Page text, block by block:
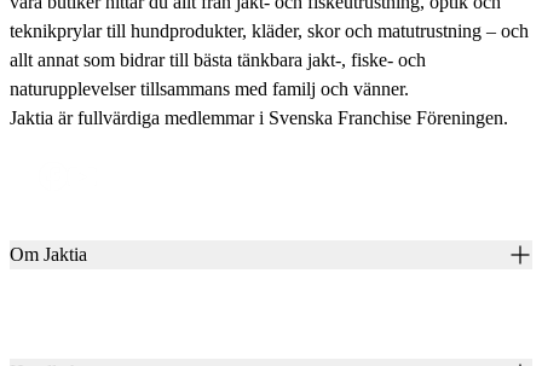
teknikprylar till hundprodukter, kläder, skor och matutrustning – och
allt annat som bidrar till bästa tänkbara jakt-, fiske- och
naturupplevelser tillsammans med familj och vänner.
Jaktia är fullvärdiga medlemmar i Svenska Franchise Föreningen.
Om Jaktia